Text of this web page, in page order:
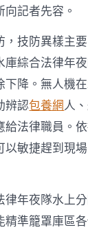
記者先容。
，技防異樣主
庫綜合法律年
下降。無人機
辨認包養網人
給法律職員。
以敏捷趕到現
律年夜隊水上
精準籠罩庫區